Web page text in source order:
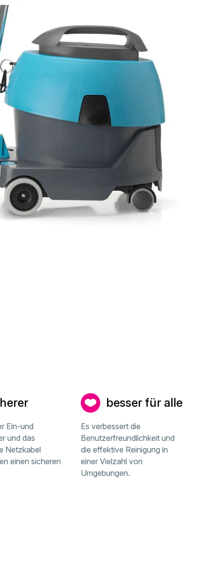
Ein-und
und das
Netzkabel
einen sicheren
besser für alle
Es verbessert die
Benutzerfreundlichkeit und
die effektive Reinigung in
einer Vielzahl von
Umgebungen.